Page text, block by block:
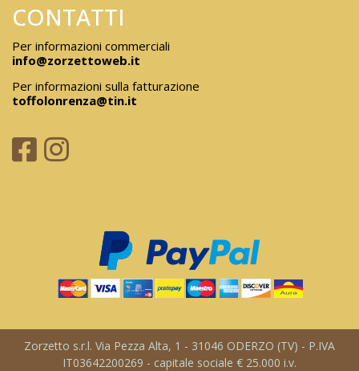
CONTATTI
Per informazioni commerciali
info@zorzettoweb.it
Per informazioni sulla fatturazione
toffolonrenza@tin.it
Zorzetto s.r.l. Via Pezza Alta, 1 - 31046 ODERZO (TV) - P.IVA
IT03642200269 - capitale sociale € 25.000 i.v.